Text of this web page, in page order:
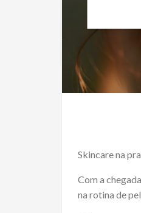
Skincare na
Com a
na rotina de